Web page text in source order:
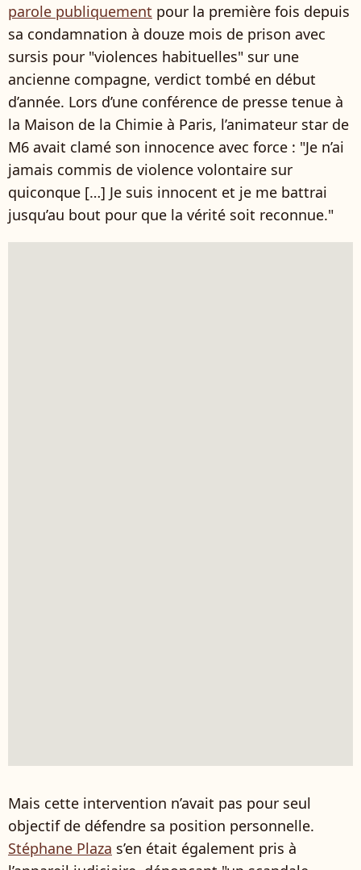
parole publiquement pour la première fois depuis
sa condamnation à douze mois de prison avec
sursis pour "violences habituelles" sur une
ancienne compagne, verdict tombé en début
d’année. Lors d’une conférence de presse tenue à
la Maison de la Chimie à Paris, l’animateur star de
M6 avait clamé son innocence avec force : "Je n’ai
jamais commis de violence volontaire sur
quiconque […] Je suis innocent et je me battrai
jusqu’au bout pour que la vérité soit reconnue."
Mais cette intervention n’avait pas pour seul
objectif de défendre sa position personnelle.
Stéphane Plaza s’en était également pris à